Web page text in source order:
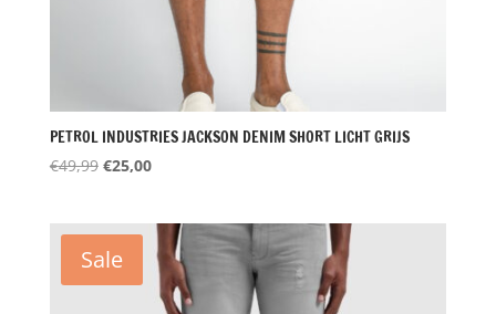
PETROL INDUSTRIES JACKSON DENIM SHORT LICHT GRIJS
€49,99 Oorspronkelijke
€49,99.
€25,00Huidige
€25,00.
Sale